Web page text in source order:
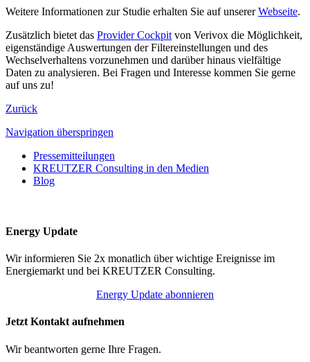
Weitere Informationen zur Studie erhalten Sie auf unsererWebseite.
Zusätzlich bietet das Provider Cockpit von Verivox die Möglichkeit,
eigenständige Auswertungen der Filtereinstellungen und des
Wechselverhaltens vorzunehmen und darüber hinaus vielfältige
Daten zu analysieren. Bei Fragen und Interesse kommen Sie gerne
auf uns zu!
Zurück
Navigation überspringen
Pressemitteilungen
KREUTZER Consulting in den Medien
Blog
Energy Update
Wir informieren Sie 2x monatlich über wichtige Ereignisse im
Energiemarkt und bei KREUTZER Consulting.
Energy Update abonnieren
Jetzt Kontakt aufnehmen
Wir beantworten gerne Ihre Fragen.